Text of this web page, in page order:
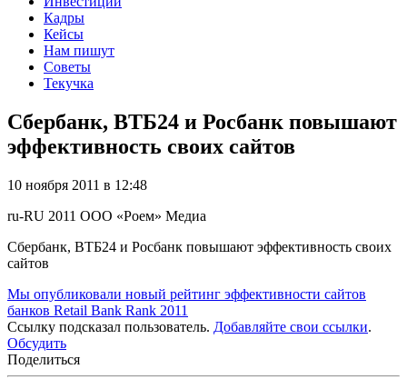
Кадры
Кейсы
Нам пишут
Советы
Текучка
Сбербанк, ВТБ24 и Росбанк повышают
эффективность своих сайтов
10 ноября 2011 в 12:48
ru-RU 2011 ООО «Роем» Медиа
Сбербанк, ВТБ24 и Росбанк повышают эффективность своих
сайтов
Мы опубликовали новый рейтинг эффективности сайтов
банков Retail Bank Rank 2011
Ссылку подсказал пользователь. Добавляйте свои ссылки.
Обсудить
Поделиться